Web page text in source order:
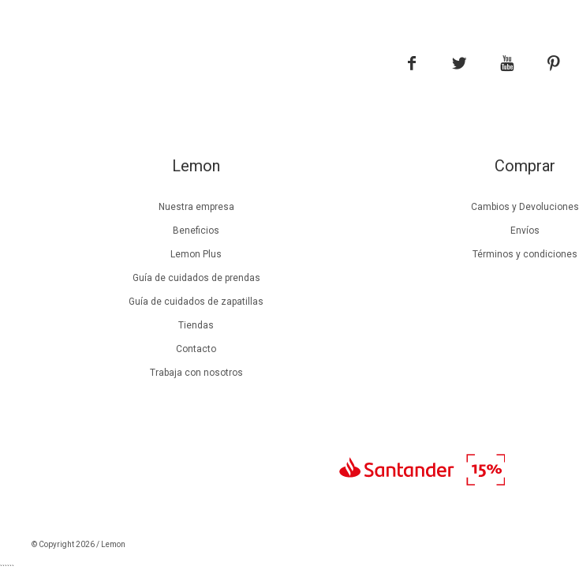
Lemon
Nuestra empresa
Beneficios
Lemon Plus
Guía de cuidados de prendas
Guía de cuidados de zapatillas
Tiendas
Contacto
Trabaja con nosotros
Comprar
Cambios y Devoluciones
Envíos
Términos y condiciones
   
© Copyright 2026 / Lemon
``````